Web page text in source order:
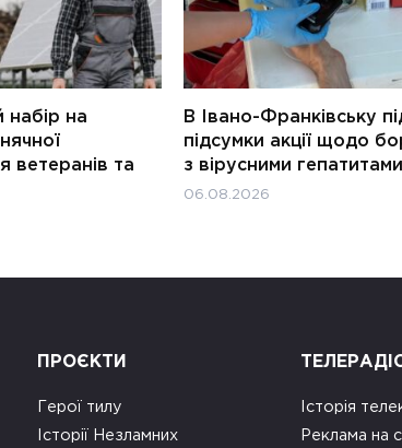
набір на
ветеранів та
В Івано-Франківську
підсумки акції щодо
з вірусними
06.08.2026
ПРОЄКТИ
Герої тилу
Історії Незламних
Історія
Реклама на